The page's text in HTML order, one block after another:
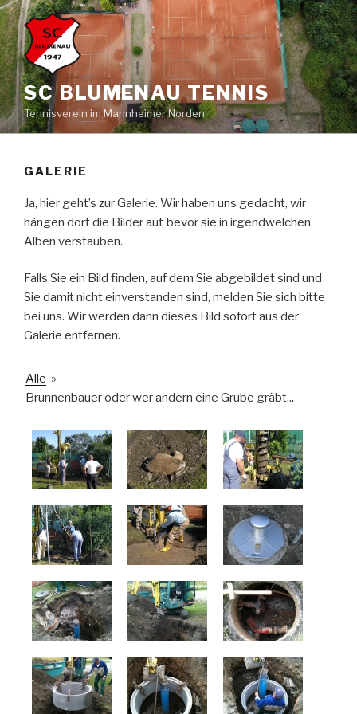
Zum
Inhalt
springen
SC BLUMENAU TENNIS
Tennisverein im Mannheimer Norden
GALERIE
Ja, hier geht’s zur Galerie. Wir haben uns gedacht, wir
hängen dort die Bilder auf, bevor sie in irgendwelchen
Alben verstauben.
Falls Sie ein Bild finden, auf dem Sie abgebildet sind und
Sie damit nicht einverstanden sind, melden Sie sich bitte
bei uns. Wir werden dann dieses Bild sofort aus der
Galerie entfernen.
Alle »
Brunnenbauer oder wer andern eine Grube gräbt...